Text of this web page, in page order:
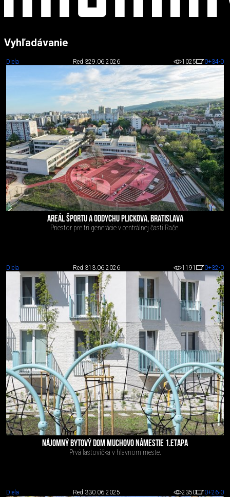
Vyhľadávanie
Diela Red 329.06.2026 1025 0+34-0
AREÁL ŠPORTU A ODDYCHU PLICKOVA, BRATISLAVA
Priestor pre tri generácie v centrálnej časti Rače.
Diela Red 313.06.2026 1191 0+32-0
NÁJOMNÝ BYTOVÝ DOM MUCHOVO NÁMESTIE 1.ETAPA
Prvá lastovička v hlavnom meste.
Diela Red 330.06.2025 2350 0+26-0